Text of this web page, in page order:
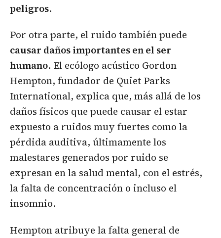
peligros.
Por otra parte, el ruido también puede
causar daños importantes en el ser
humano. El ecólogo acústico Gordon
Hempton, fundador de Quiet Parks
International, explica que, más allá de los
daños físicos que puede causar el estar
expuesto a ruidos muy fuertes como la
pérdida auditiva, últimamente los
malestares generados por ruido se
expresan en la salud mental, con el estrés,
la falta de concentración o incluso el
insomnio.
Hempton atribuye la falta general de